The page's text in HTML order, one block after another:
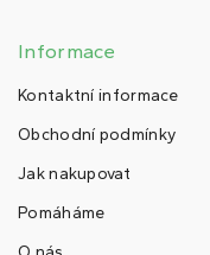
Informace
Kontaktní informace
Obchodní podmínky
Jak nakupovat
Pomáháme